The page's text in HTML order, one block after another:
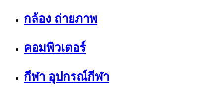
กล้อง ถ่ายภาพ
คอมพิวเตอร์
กีฬา อุปกรณ์กีฬา